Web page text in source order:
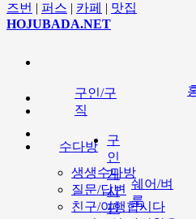
즈번 | 퍼스 | 카페 | 맛집
HOJUBADA.NET
수다방
생생수다방
질문/답변
친구/여행합시다
구인/구
직
구
인
게
시
판
쉐어/벼
룩